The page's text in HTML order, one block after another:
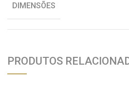
DIMENSÕES
PRODUTOS